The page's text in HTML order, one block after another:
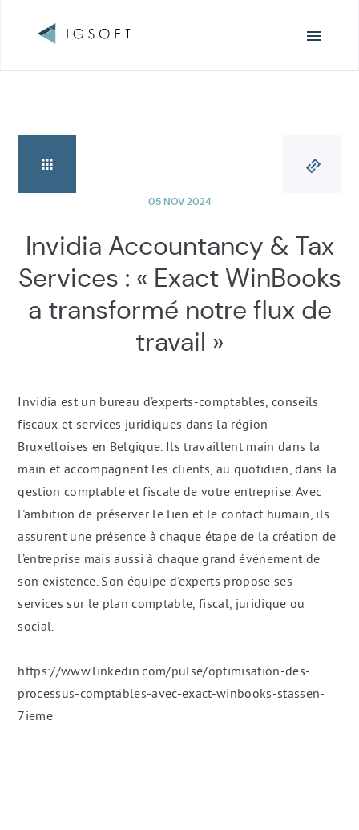
Invidia Accountancy & Tax
Services : « Exact WinBooks
a transformé notre flux de
travail »
05 NOV 2024
Invidia est un bureau d’experts-comptables, conseils
fiscaux et services juridiques dans la région
Bruxelloises en Belgique. Ils travaillent main dans la
main et accompagnent les clients, au quotidien, dans la
gestion comptable et fiscale de votre entreprise. Avec
l'ambition de préserver le lien et le contact humain, ils
assurent une présence à chaque étape de la création de
l’entreprise mais aussi à chaque grand événement de
son existence. Son équipe d'experts propose ses
services sur le plan comptable, fiscal, juridique ou
social.
https://www.linkedin.com/pulse/optimisation-des-
processus-comptables-avec-exact-winbooks-stassen-
7ieme
Navigation